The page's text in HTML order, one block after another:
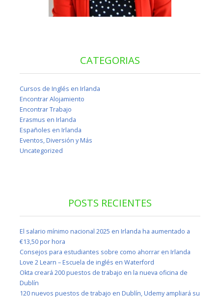
CATEGORIAS
Cursos de Inglés en Irlanda
Encontrar Alojamiento
Encontrar Trabajo
Erasmus en Irlanda
Españoles en Irlanda
Eventos, Diversión y Más
Uncategorized
POSTS RECIENTES
El salario mínimo nacional 2025 en Irlanda ha aumentado a
€13,50 por hora
Consejos para estudiantes sobre como ahorrar en Irlanda
Love 2 Learn – Escuela de inglés en Waterford
Okta creará 200 puestos de trabajo en la nueva oficina de
Dublín
120 nuevos puestos de trabajo en Dublín, Udemy ampliará su